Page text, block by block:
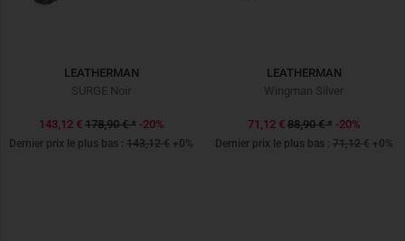
LEATHERMAN
SURGE Noir
143,12 € 178,90 €* -20%
Dernier prix le plus bas : 143,12 € +0%
LEATHERMAN
Wingman Silver
71,12 € 88,90 €* -20%
Dernier prix le plus bas : 71,12 € +0%